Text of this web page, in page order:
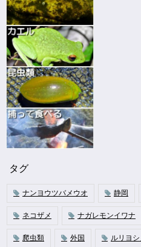
タグ
ナンヨウツバメウオ 静岡
ネコザメ ナガレモンイワナ
爬虫類 外国 ルリヨシ